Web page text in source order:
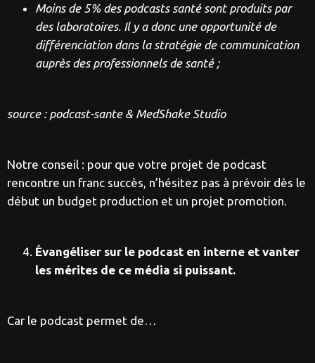
Moins de 5% des podcasts santé sont produits par
des laboratoires. Il y a donc une opportunité de
différenciation dans la stratégie de communication
auprès des professionnels de santé ;
source : podcast-sante & MedShake Studio
Notre conseil : pour que votre projet de podcast
rencontre un franc succès, n’hésitez pas à prévoir dès le
début un budget production et un projet promotion.
Évangéliser sur le podcast en interne et vanter
les mérites de ce média si puissant.
Car le podcast permet de…